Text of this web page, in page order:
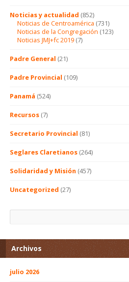
Noticias y actualidad (852)
Noticias de Centroamérica (731)
Noticias de la Congregación (123)
Noticias JMJ+fc 2019 (7)
Padre General (21)
Padre Provincial (109)
Panamá (524)
Recursos (7)
Secretario Provincial (81)
Seglares Claretianos (264)
Solidaridad y Misión (457)
Uncategorized (27)
Buscar
Archivos
julio 2026